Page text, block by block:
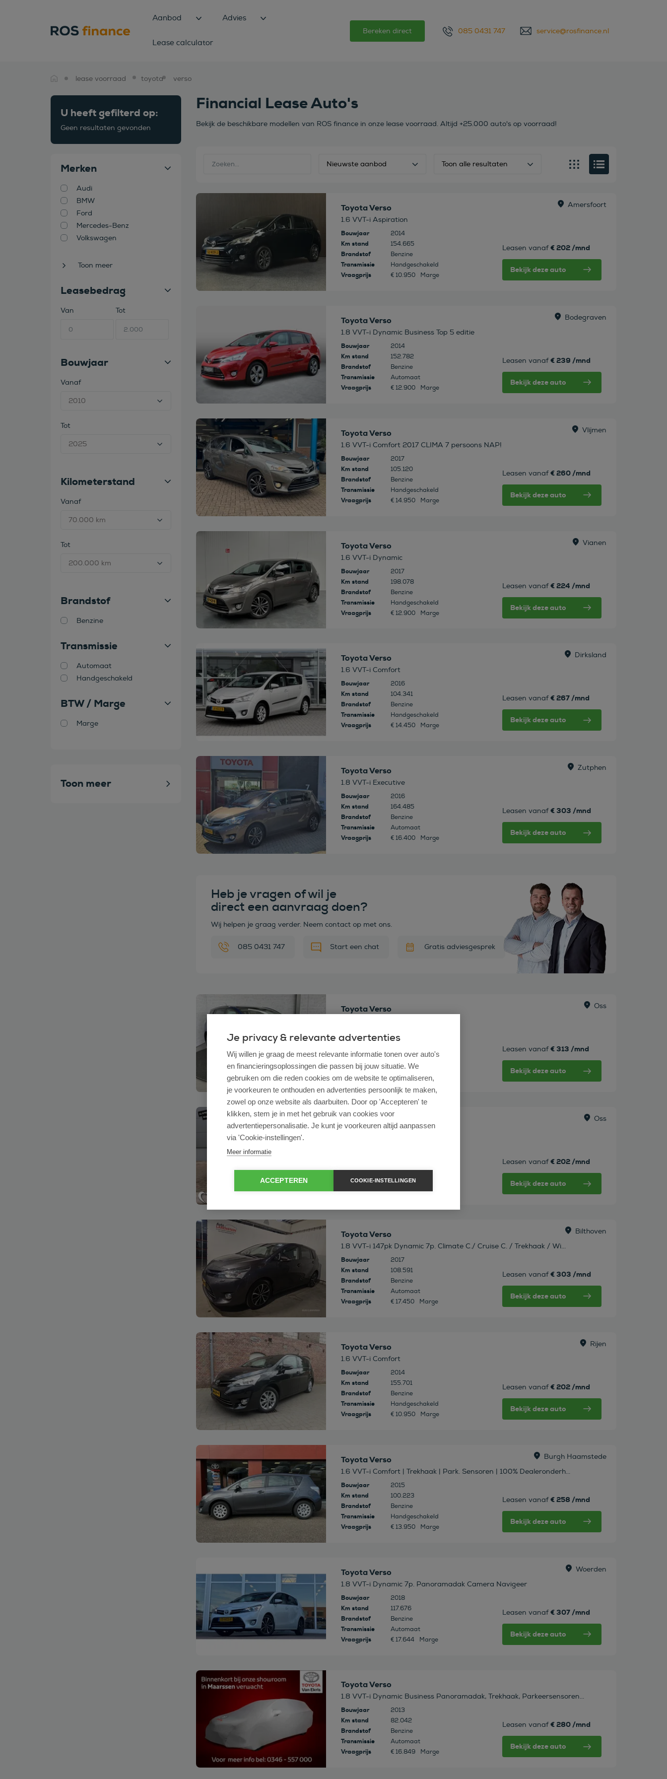
Aanbod Advies
Lease calculator
Bereken direct 085 0431 747 service@rosfinance.nl
lease voorraad toyota verso
U heeft gefilterd op:
Geen resultaten gevonden
Merken
Audi
BMW
Ford
Mercedes-Benz
Volkswagen
Toon meer
Leasebedrag
Van Tot
Bouwjaar
Vanaf
Tot
Kilometerstand
Vanaf
Tot
Brandstof
Benzine
Transmissie
Automaat
Handgeschakeld
BTW / Marge
Marge
Toon meer
Financial Lease Auto's
Bekijk de beschikbare modellen van ROS finance in onze lease voorraad. Altijd +25.000 auto's op voorraad!
Nieuwste aanbod Toon alle resultaten
Amersfoort
Toyota Verso
1.6 VVT-i Aspiration
Bouwjaar 2014
Km stand 154.665
Brandstof Benzine
Transmissie Handgeschakeld
Vraagprijs € 10.950 Marge
Leasen vanaf € 202 /mnd
Bekijk deze auto
Bodegraven
Toyota Verso
1.8 VVT-i Dynamic Business Top 5 editie
Bouwjaar 2014
Km stand 152.782
Brandstof Benzine
Transmissie Automaat
Vraagprijs € 12.900 Marge
Leasen vanaf € 239 /mnd
Bekijk deze auto
Bekijk deze auto Vlijmen
Toyota Verso
1.6 VVT-i Comfort 2017 CLIMA 7 persoons NAP!
Bouwjaar 2017
Km stand 105.120
Brandstof Benzine
Transmissie Handgeschakeld
Vraagprijs € 14.950 Marge
Leasen vanaf € 260 /mnd
Bekijk deze auto
Vianen
Toyota Verso
1.6 VVT-i Dynamic
Bouwjaar 2017
Km stand 198.078
Brandstof Benzine
Transmissie Handgeschakeld
Vraagprijs € 12.900 Marge
Leasen vanaf € 224 /mnd
Bekijk deze auto
Bekijk deze auto Dirksland
Toyota Verso
1.6 VVT-i Comfort
Bouwjaar 2016
Km stand 104.341
Brandstof Benzine
Transmissie Handgeschakeld
Vraagprijs € 14.450 Marge
Leasen vanaf € 267 /mnd
Bekijk deze auto
Bekijk deze auto Zutphen
Toyota Verso
1.8 VVT-i Executive
Bouwjaar 2016
Km stand 164.485
Brandstof Benzine
Transmissie Automaat
Vraagprijs € 16.400 Marge
Leasen vanaf € 303 /mnd
Bekijk deze auto
Heb je vragen of wil je
direct een aanvraag doen?
Wij helpen je graag verder. Neem contact op met ons.
085 0431 747 Start een chat Gratis adviesgesprek
Bekijk deze auto Oss
Toyota Verso
Bouwjaar 2014
Brandstof Benzine
Transmissie Automaat
Vraagprijs € 16.950 Marge
Leasen vanaf € 313 /mnd
Bekijk deze auto
Bekijk deze auto Oss
Toyota Verso
Benzine
Transmissie Handgeschakeld
Leasen vanaf € 202 /mnd
Bekijk deze auto
Bekijk deze auto Bilthoven
Toyota Verso
1.8 VVT-i 147pk Dynamic 7p. Climate C./ Cruise C. / Trekhaak / Wi...
Bouwjaar 2017
Km stand 108.591
Brandstof Benzine
Transmissie Automaat
Vraagprijs € 17.450 Marge
Leasen vanaf € 303 /mnd
Bekijk deze auto
Bekijk deze auto Rijen
Toyota Verso
1.6 VVT-i Comfort
Bouwjaar 2014
Km stand 155.701
Brandstof Benzine
Transmissie Handgeschakeld
Vraagprijs € 10.950 Marge
Leasen vanaf € 202 /mnd
Bekijk deze auto
Bekijk deze auto Burgh Haamstede
Toyota Verso
1.6 VVT-i Comfort | Trekhaak | Park. Sensoren | 100% Dealeronderh...
Bouwjaar 2015
Km stand 100.223
Brandstof Benzine
Transmissie Handgeschakeld
Vraagprijs € 13.950 Marge
Leasen vanaf € 258 /mnd
Bekijk deze auto
Woerden
Toyota Verso
1.8 VVT-i Dynamic 7p. Panoramadak Camera Navigeer
Bouwjaar 2018
Km stand 117.676
Brandstof Benzine
Transmissie Automaat
Vraagprijs € 17.644 Marge
Leasen vanaf € 307 /mnd
Bekijk deze auto
Bekijk deze auto Toyota Verso
1.8 VVT-i Dynamic Business Panoramadak, Trekhaak, Parkeersensoren...
Bouwjaar 2013
Km stand 82.042
Brandstof Benzine
Transmissie Automaat
Vraagprijs € 16.849 Marge
Leasen vanaf € 280 /mnd
Bekijk deze auto
Je privacy & relevante advertenties
Wij willen je graag de meest relevante informatie tonen over auto's
en financieringsoplossingen die passen bij jouw situatie. We
gebruiken om die reden cookies om de website te optimaliseren,
je voorkeuren te onthouden en advertenties persoonlijk te maken,
zowel op onze website als daarbuiten. Door op 'Accepteren' te
klikken, stem je in met het gebruik van cookies voor
advertentiepersonalisatie. Je kunt je voorkeuren altijd aanpassen
via 'Cookie-instellingen'.
Meer informatie
ACCEPTEREN COOKIE-INSTELLINGEN